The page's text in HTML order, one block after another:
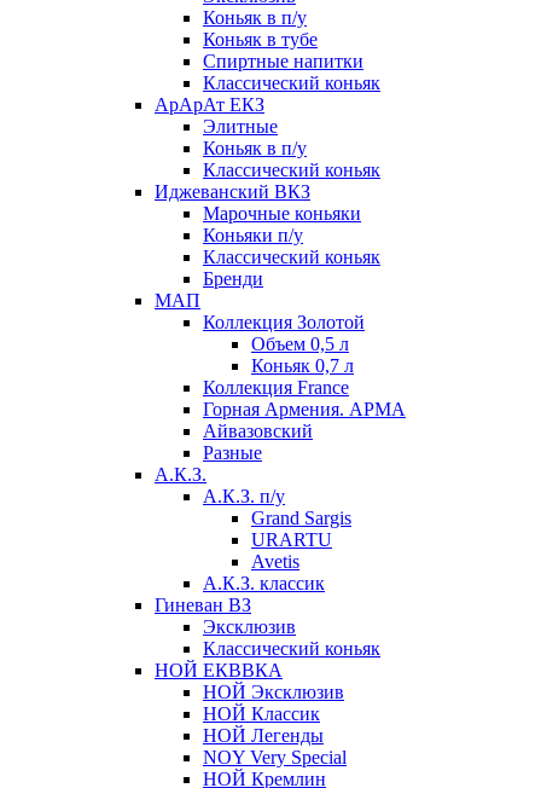
Коньяк в п/у
Коньяк в тубе
Спиртные напитки
Классический коньяк
АрАрАт ЕКЗ
Элитные
Коньяк в п/у
Классический коньяк
Иджеванский ВКЗ
Марочные коньяки
Коньяки п/у
Классический коньяк
Бренди
МАП
Коллекция Золотой
Объем 0,5 л
Коньяк 0,7 л
Коллекция France
Горная Армения. АРМА
Айвазовский
Разные
А.К.З.
А.К.З. п/у
Grand Sargis
URARTU
Avetis
А.К.З. классик
Гиневан ВЗ
Эксклюзив
Классический коньяк
НОЙ ЕКВВКА
НОЙ Эксклюзив
НОЙ Классик
НОЙ Легенды
NOY Very Speсial
НОЙ Кремлин